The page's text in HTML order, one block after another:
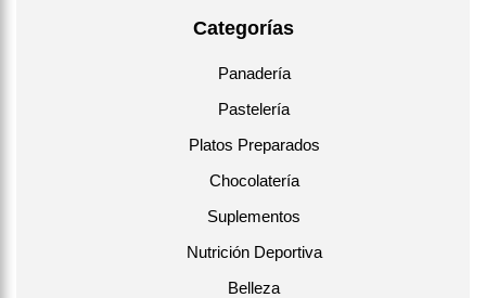
Categorías
Panadería
Pastelería
Platos Preparados
Chocolatería
Suplementos
Nutrición Deportiva
Belleza